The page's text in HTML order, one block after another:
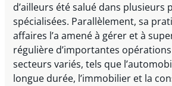
d’ailleurs été salué dans plusieurs
spécialisées. Parallèlement, sa
affaires l’a amené à gérer et à
régulière d’importantes
secteurs variés, tels que
longue durée, l’immobilier et la